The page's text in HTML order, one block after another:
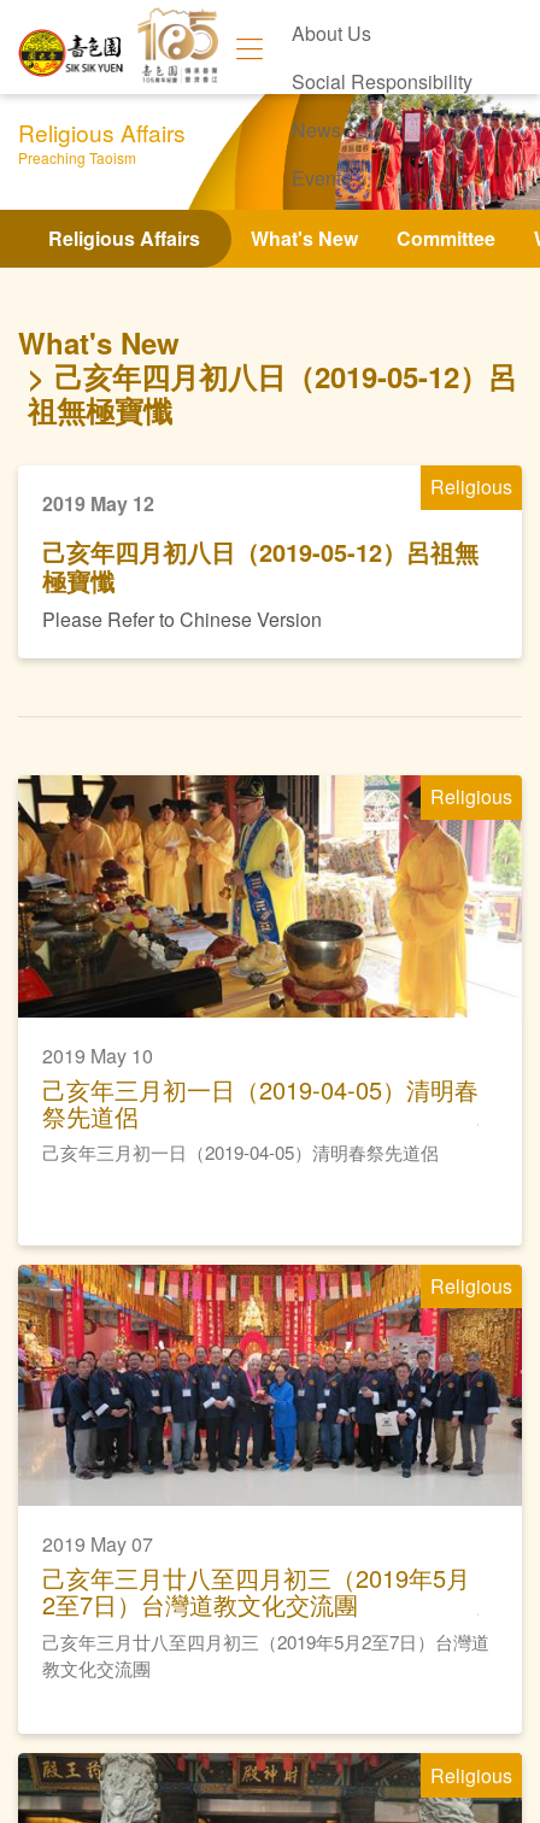
About Us
Social Responsibility
News
Events
Contact Us
Religious Affairs
Preaching Taoism
Religious Affairs What's New Committee
What's New
己亥年四月初八日（2019-05-12）呂
祖無極寶懺
Religious
2019 May 12
己亥年四月初八日（2019-05-12）呂祖無
極寶懺
Please Refer to Chinese Version
Religious
2019 May 10
己亥年三月初一日（2019-04-05）清明春
祭先道侶
己亥年三月初一日（2019-04-05）清明春祭先道侶
Religious
2019 May 07
己亥年三月廿八至四月初三（2019年5月
2至7日）台灣道教文化交流團
己亥年三月廿八至四月初三（2019年5月2至7日）台灣道
教文化交流團
Religious